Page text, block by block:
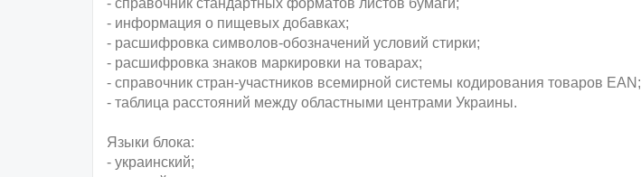
- справочник стандартных форматов листов бумаги;
- информация о пищевых добавках;
- расшифровка символов-обозначений условий стирки;
- расшифровка знаков маркировки на товарах;
- справочник стран-участников всемирной системы кодирования товаров EAN;
- таблица расстояний между областными центрами Украины.
Языки блока:
- украинский;